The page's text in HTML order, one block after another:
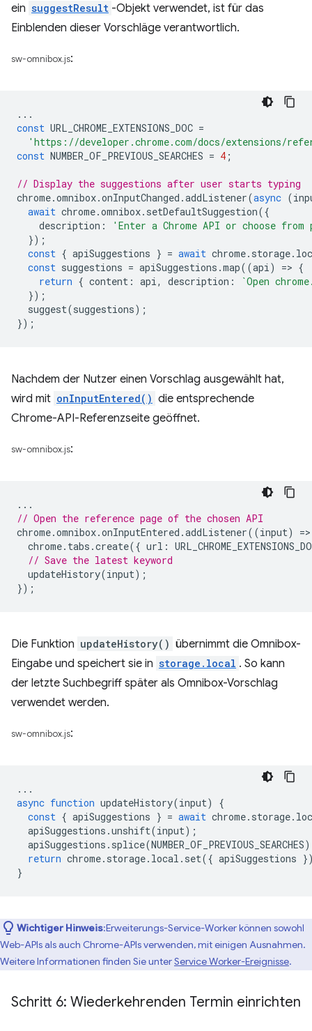
ein suggestResult -Objekt verwendet, ist für das
Einblenden dieser Vorschläge verantwortlich.
sw-omnibox.js:
...
const URL_CHROME_EXTENSIONS_DOC =
'https://developer.chrome.com/docs/extensions/
const NUMBER_OF_PREVIOUS_SEARCHES = 4 ;
// Display the suggestions after user starts typing
chrome.omnibox.onInputChanged .addListener(async (
await chrome.omnibox. setDefaultSuggestion({
description :
'Enter a Chrome API or choose from
});
const { apiSuggestions } = await chrome. storage.
const suggestions = apiSuggestions .map((api) => {
return { content : api, description :
`Open
});
suggest(suggestions);
});
Nachdem der Nutzer einen Vorschlag ausgewählt hat,
wird mit onInputEntered() die entsprechende
Chrome-API-Referenzseite geöffnet.
sw-omnibox.js:
...
// Open the reference page of the chosen API
chrome.omnibox.onInputEntered .addListener((input) =>
chrome. tabs .create({ url :
// Save the latest keyword
updateHistory(input);
});
Die Funktion updateHistory() übernimmt die Omnibox-
Eingabe und speichert sie in storage.local . So kann
der letzte Suchbegriff später als Omnibox-Vorschlag
verwendet werden.
sw-omnibox.js:
...
async function updateHistory(input)
{
const { apiSuggestions } = await chrome. storage.
apiSuggestions .unshift(input);
apiSuggestions . splice(NUMBER_OF_PREVIOUS_SEARCHES
return chrome. storage. local . set({ apiSuggestions
}
Wichtiger Hinweis:Erweiterungs-Service-Worker können sowohl
Web-APIs als auch Chrome-APIs verwenden, mit einigen Ausnahmen.
Weitere Informationen finden Sie unterService Worker-Ereignisse.
Schritt 6: Wiederkehrenden Termin einrichten